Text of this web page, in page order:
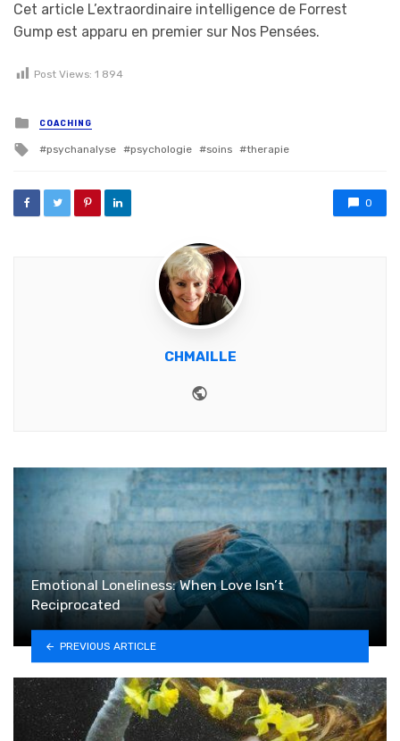
Cet article L’extraordinaire intelligence de Forrest
Gump est apparu en premier sur Nos Pensées.
Post Views: 1 894
Posted in
COACHING
Tagged with
psychanalyse psychologie soins therapie
0
CHMAILLE
Emotional Loneliness: When Love Isn’t
Reciprocated
PREVIOUS ARTICLE